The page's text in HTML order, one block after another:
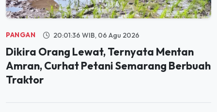
PANGAN 20:01:36 WIB, 06 Agu 2026
Dikira Orang Lewat, Ternyata Mentan
Amran, Curhat Petani Semarang Berbuah
Traktor